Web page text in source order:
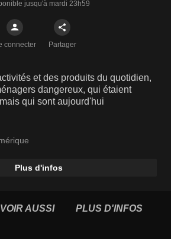
jusqu'à mardi 23h59
connecter Partager
et des produits du quotidien,
dangereux, qui étaient
qui sont aujourd'hui
Plus d'infos
AUSSI PLUS D'INFOS